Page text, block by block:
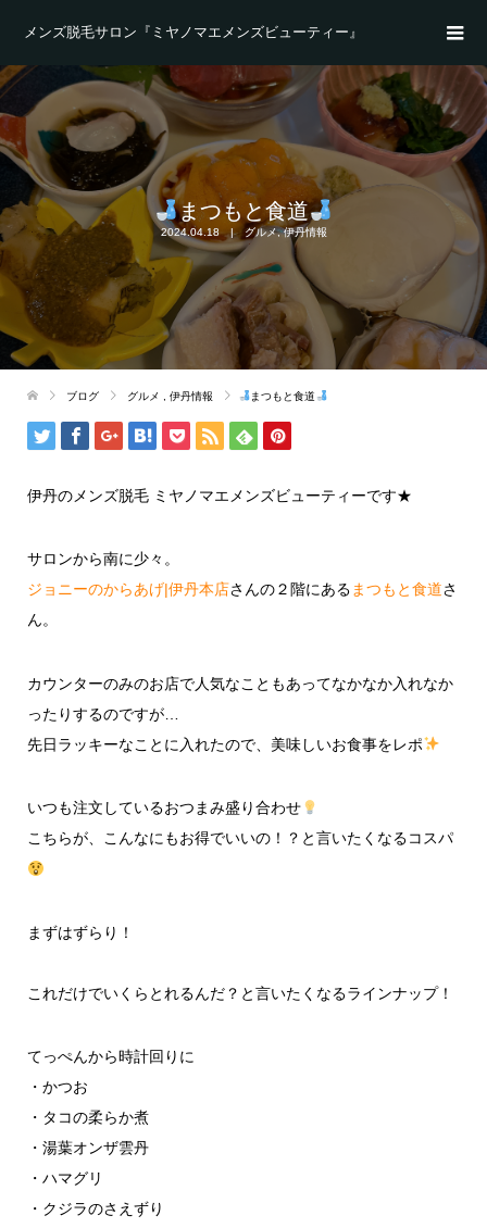
メンズ脱毛サロン『ミヤノマエメンズビューティー』
まつもと食道
2024.04.18 グルメ,伊丹情報
ブログ グルメ 伊丹情報 まつもと食道
伊丹のメンズ脱毛 ミヤノマエメンズビューティーです★
サロンから南に少々。
ジョニーのからあげ|伊丹本店さんの２階にあるまつもと食道さ
ん。
カウンターのみのお店で人気なこともあってなかなか入れなか
ったりするのですが…
先日ラッキーなことに入れたので、美味しいお食事をレポ
いつも注文しているおつまみ盛り合わせ
こちらが、こんなにもお得でいいの！？と言いたくなるコスパ
まずはずらり！
これだけでいくらとれるんだ？と言いたくなるラインナップ！
てっぺんから時計回りに
・かつお
・タコの柔らか煮
・湯葉オンザ雲丹
・ハマグリ
・クジラのさえずり